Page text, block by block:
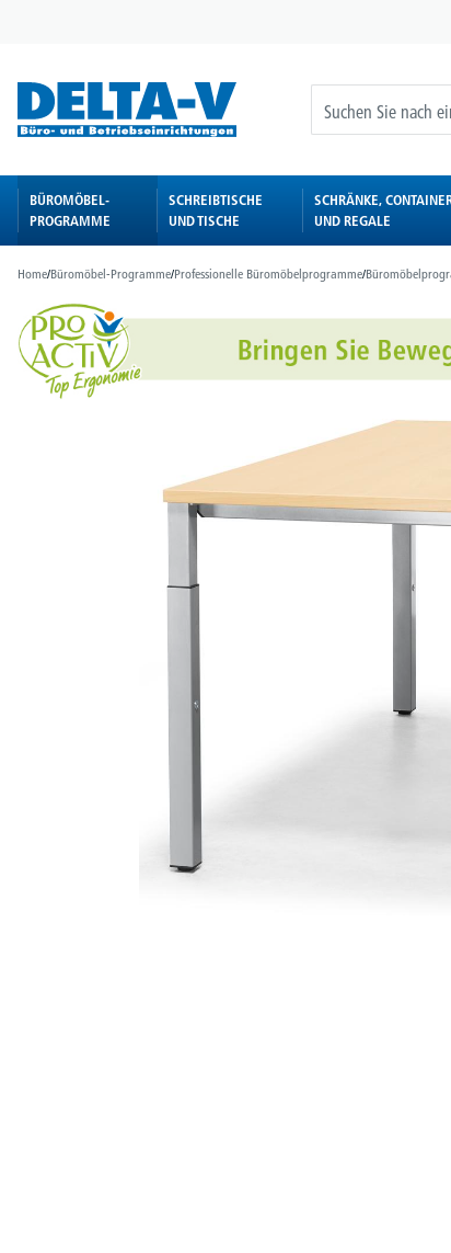
BÜROMÖBEL-
PROGRAMME
SCHREIBTISCHE
UND TISCHE
SCHRÄNKE,
UND REGALE
Home/Büromöbel-Programme/Professionelle Büromöbelprogramme/